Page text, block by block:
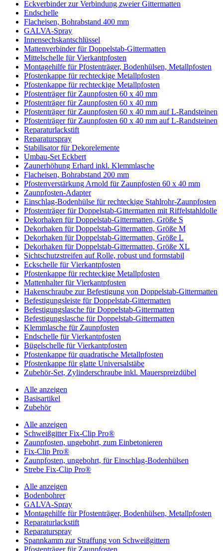
Eckverbinder zur Verbindung zweier Gittermatten
Endschelle
Flacheisen, Bohrabstand 400 mm
GALVA-Spray
Innensechskantschlüssel
Mattenverbinder für Doppelstab-Gittermatten
Mittelschelle für Vierkantpfosten
Montagehilfe für Pfostenträger, Bodenhülsen, Metallpfosten
Pfostenkappe für rechteckige Metallpfosten
Pfostenkappe für rechteckige Metallpfosten
Pfostenträger für Zaunpfosten 60 x 40 mm
Pfostenträger für Zaunpfosten 60 x 40 mm
Pfostenträger für Zaunpfosten 60 x 40 mm auf L-Randsteinen
Pfostenträger für Zaunpfosten 60 x 40 mm auf L-Randsteinen
Reparaturlackstift
Reparaturspray
Stabilisator für Dekorelemente
Umbau-Set Eckbert
Zaunerhöhung Erhard inkl. Klemmlasche
Flacheisen, Bohrabstand 200 mm
Pfostenverstärkung Arnold für Zaunpfosten 60 x 40 mm
Zaunpfosten-Adapter
Einschlag-Bodenhülse für rechteckige Stahlrohr-Zaunpfosten
Pfostenträger für Doppelstab-Gittermatten mit Riffelstahldolle
Dekorhaken für Doppelstab-Gittermatten, Größe S
Dekorhaken für Doppelstab-Gittermatten, Größe M
Dekorhaken für Doppelstab-Gittermatten, Größe L
Dekorhaken für Doppelstab-Gittermatten, Größe XL
Sichtschutzstreifen auf Rolle, robust und formstabil
Eckschelle für Vierkantpfosten
Pfostenkappe für rechteckige Metallpfosten
Mattenhalter für Vierkantpfosten
Hakenschraube zur Befestigung von Doppelstab-Gittermatten
Befestigungsleiste für Doppelstab-Gittermatten
Befestigungslasche für Doppelstab-Gittermatten
Befestigungslasche für Doppelstab-Gittermatten
Klemmlasche für Zaunpfosten
Endschelle für Vierkantpfosten
Bügelschelle für Vierkantpfosten
Pfostenkappe für quadratische Metallpfosten
Pfostenkappe für glatte Universalstäbe
Zubehör-Set, Zylinderschraube inkl. Mauerspreizdübel
Alle anzeigen
Basisartikel
Zubehör
Alle anzeigen
Schweißgitter Fix-Clip Pro®
Zaunpfosten, ungebohrt, zum Einbetonieren
Fix-Clip Pro®
Zaunpfosten, ungebohrt, für Einschlag-Bodenhülsen
Strebe Fix-Clip Pro®
Alle anzeigen
Bodenbohrer
GALVA-Spray
Montagehilfe für Pfostenträger, Bodenhülsen, Metallpfosten
Reparaturlackstift
Reparaturspray
Spannkamm zur Straffung von Schweißgittern
Pfostenträger für Zaunpfosten